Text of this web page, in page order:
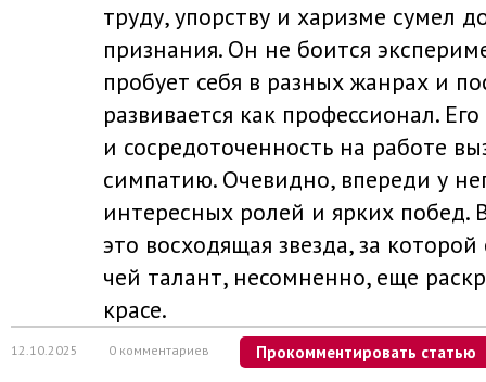
труду, упорству и харизме сумел
признания. Он не боится
пробует себя в разных жанрах и
развивается как профессионал.
и сосредоточенность на работе
симпатию. Очевидно, впереди у
интересных ролей и ярких побед.
это восходящая звезда, за
чей талант, несомненно, еще
красе.
12.10.2025 0 комментариев Прокомментировать статью